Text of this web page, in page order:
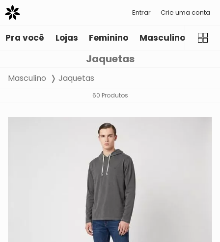
Entrar Crie uma conta
Pra você Lojas Feminino Masculino
Jaquetas
Masculino Jaquetas
60 Produtos